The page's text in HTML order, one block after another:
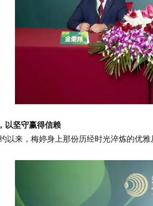
以坚守赢得信赖
以来，梅婷身上那份历经时光淬炼的优